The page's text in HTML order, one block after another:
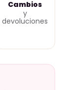
Cambios
y
devoluciones